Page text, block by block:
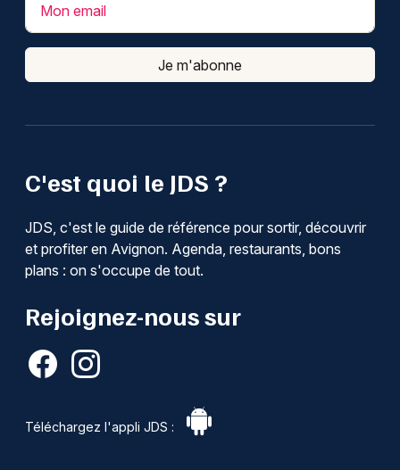
C'est quoi le JDS ?
JDS, c'est le guide de référence pour sortir, découvrir
et profiter en Avignon. Agenda, restaurants, bons
plans : on s'occupe de tout.
Rejoignez-nous sur
Téléchargez l'appli JDS :
Mon email
Je m'abonne